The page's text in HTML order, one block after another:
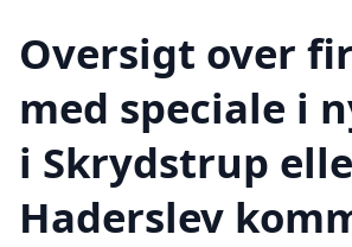
Oversigt over
med speciale i
i Skrydstrup
Haderslev